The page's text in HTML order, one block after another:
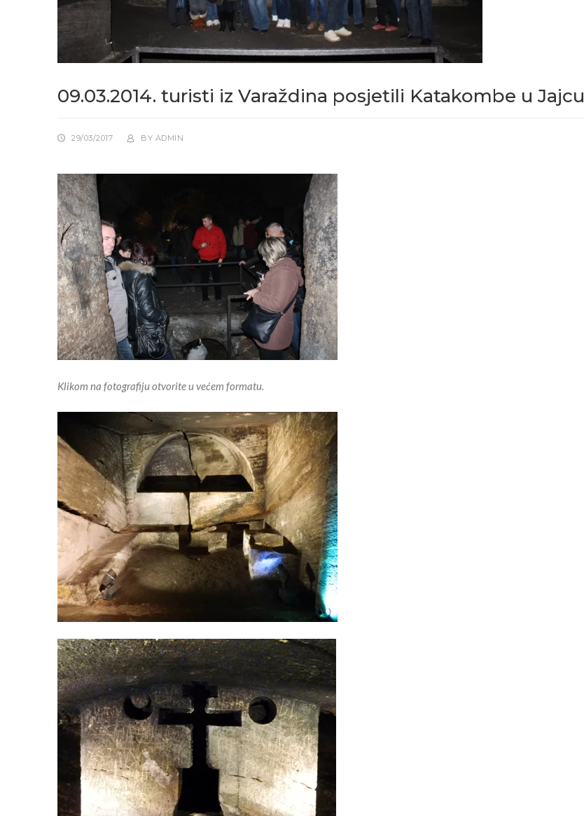
09.03.2014. turisti iz Varaždina posjetili Katakombe u Jajcu
29/03/2017 BY ADMIN
Klikom na fotografiju otvorite u većem formatu.